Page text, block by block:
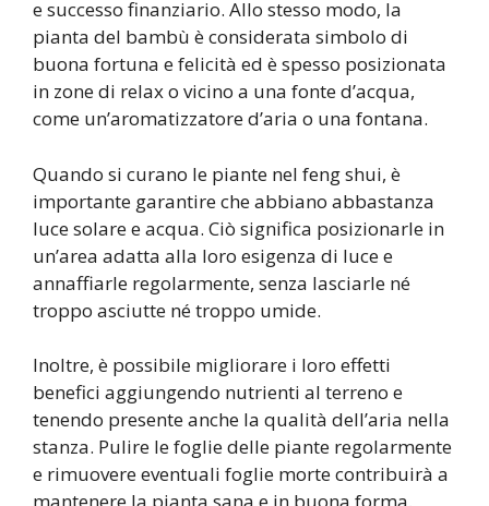
e successo finanziario. Allo stesso modo, la
pianta del bambù è considerata simbolo di
buona fortuna e felicità ed è spesso posizionata
in zone di relax o vicino a una fonte d’acqua,
come un’aromatizzatore d’aria o una fontana.
Quando si curano le piante nel feng shui, è
importante garantire che abbiano abbastanza
luce solare e acqua. Ciò significa posizionarle in
un’area adatta alla loro esigenza di luce e
annaffiarle regolarmente, senza lasciarle né
troppo asciutte né troppo umide.
Inoltre, è possibile migliorare i loro effetti
benefici aggiungendo nutrienti al terreno e
tenendo presente anche la qualità dell’aria nella
stanza. Pulire le foglie delle piante regolarmente
e rimuovere eventuali foglie morte contribuirà a